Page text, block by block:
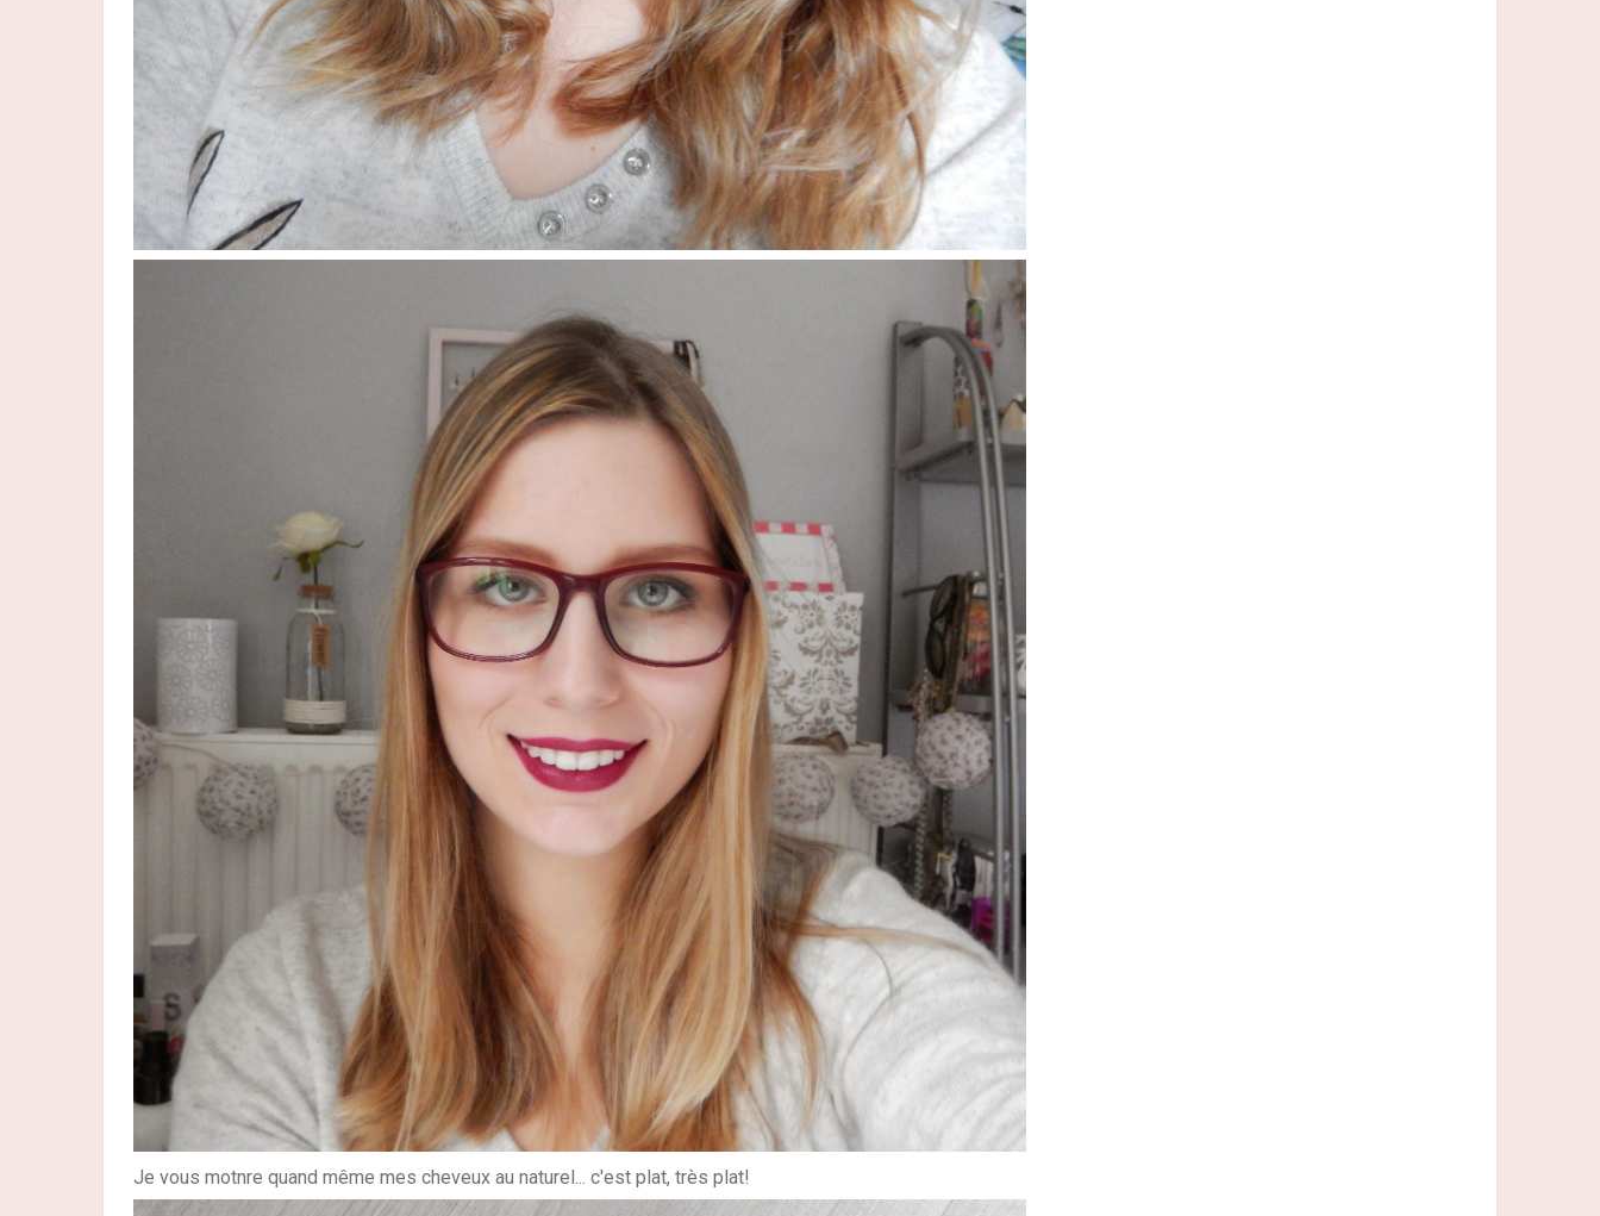
Je vous motnre quand même mes cheveux au naturel... c'est plat, très plat!